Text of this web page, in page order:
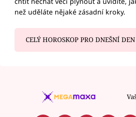
než uděláte nějaké zásadní kroky.
CELÝ HOROSKOP PRO DNEŠNÍ DEN